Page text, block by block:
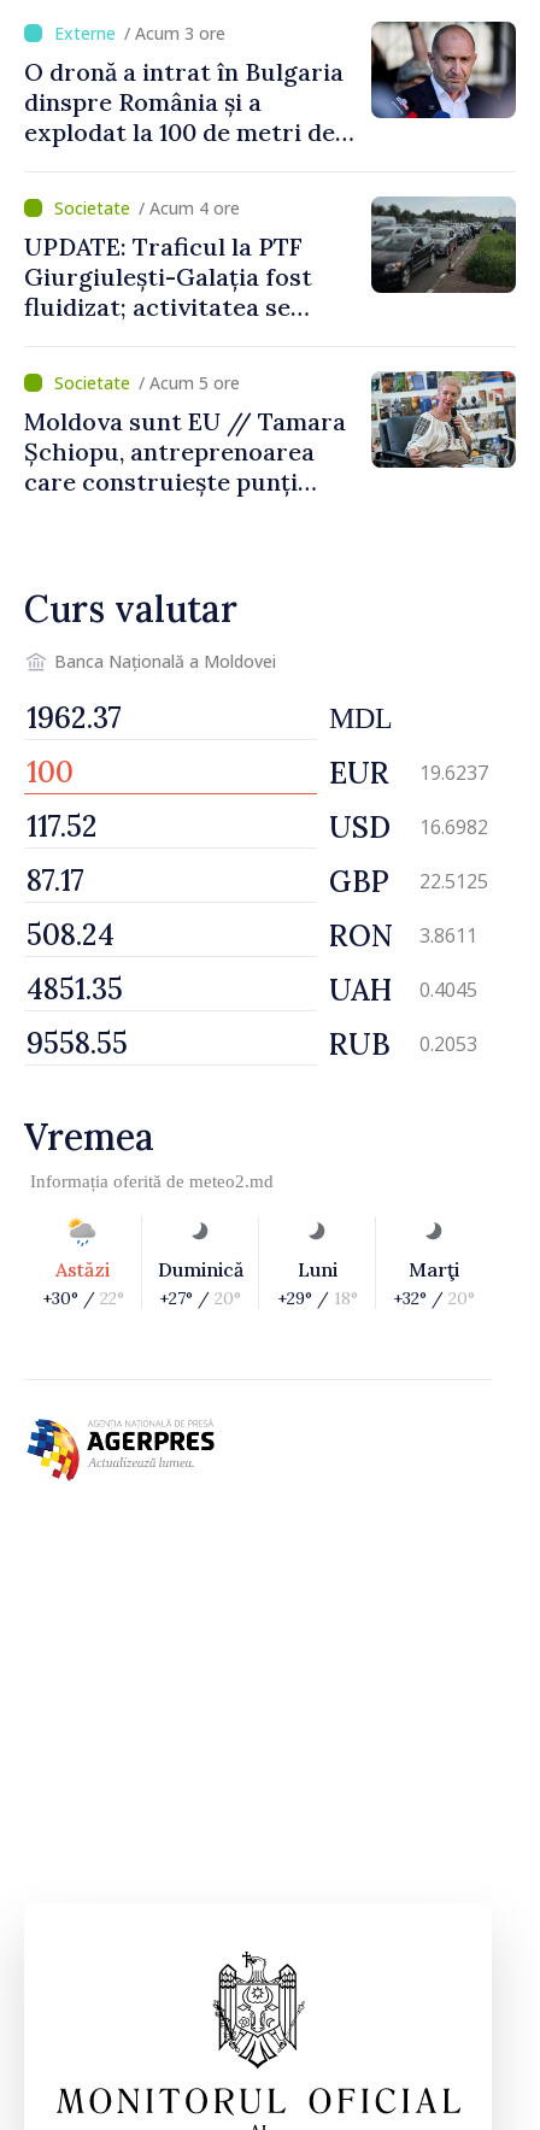
nu au detectat niciun
vehicul aerian”
/ Acum 3 ore
O dronă a intrat în Bulgaria
dinspre România și a
explodat la 100 de metri de
/ Acum 4 ore
UPDATE: Traficul la PTF
Giurgiulești-Galația fost
fluidizat; activitatea se
normale
/ Acum 5 ore
Moldova sunt EU // Tamara
Șchiopu, antreprenoarea
care construiește punți
Curs valutar
Banca Națională a Moldovei
MDL
EUR 19.6237
USD 16.6982
GBP 22.5125
RON 3.8611
UAH 0.4045
RUB 0.2053
Vremea
Informația oferită de meteo2.md
Astăzi
+30° / 22°
Duminică
+27° / 20°
Luni
+29° / 18°
Marţi
+32° / 20°